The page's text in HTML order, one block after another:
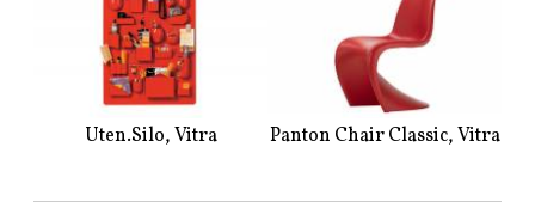
Uten.Silo, Vitra Panton Chair Classic, Vitra